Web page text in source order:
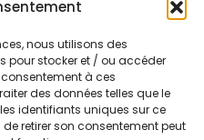
nous utilisons des
pour stocker et / ou accéder
à ces
des données telles que le
identifiants uniques sur ce
retirer son consentement peut